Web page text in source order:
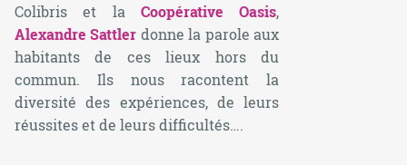
Colibris et la Coopérative Oasis,
Alexandre Sattler donne la parole aux
habitants de ces lieux hors du
commun. Ils nous racontent la
diversité des expériences, de leurs
réussites et de leurs difficultés….